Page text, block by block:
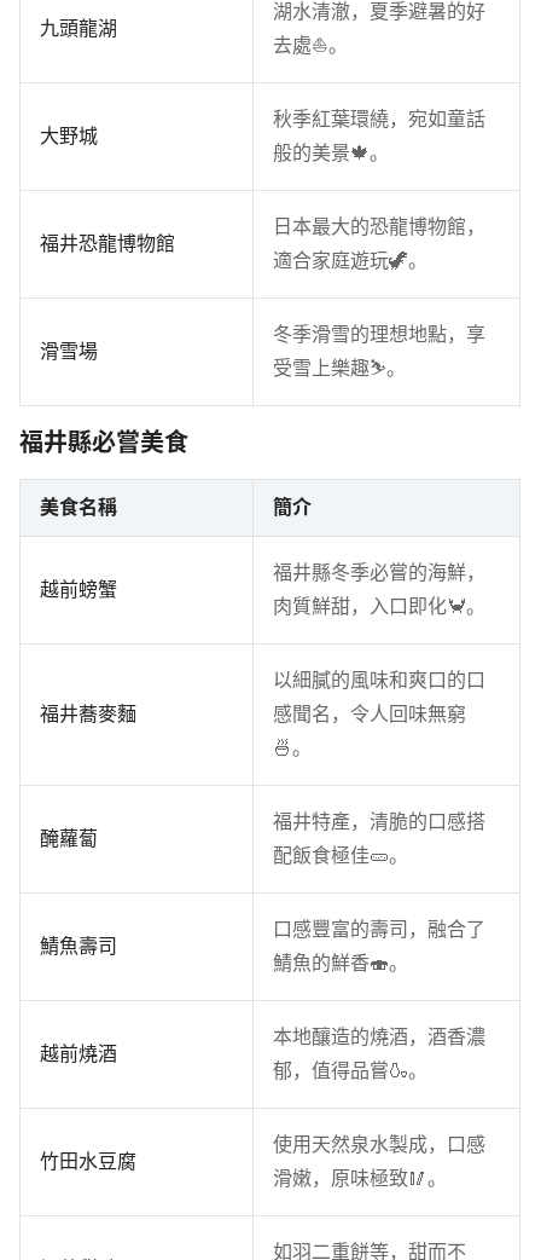
九頭龍湖
湖水清澈，夏季避暑的好
去處⛵。
大野城
秋季紅葉環繞，宛如童話
般的美景🍁。
福井恐龍博物館
日本最大的恐龍博物館，
適合家庭遊玩🦖。
滑雪場
冬季滑雪的理想地點，享
受雪上樂趣⛷️。
福井縣必嘗美食
美食名稱 簡介
越前螃蟹
福井縣冬季必嘗的海鮮，
肉質鮮甜，入口即化🦀。
福井蕎麥麵
以細膩的風味和爽口的口
感聞名，令人回味無窮
🍜。
醃蘿蔔
福井特產，清脆的口感搭
配飯食極佳🥒。
鯖魚壽司
口感豐富的壽司，融合了
鯖魚的鮮香🍣。
越前燒酒
本地釀造的燒酒，酒香濃
郁，值得品嘗🍶。
竹田水豆腐
使用天然泉水製成，口感
滑嫩，原味極致🥢。
如羽二重餅等，甜而不